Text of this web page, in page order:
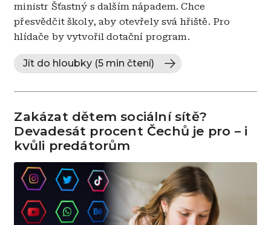
ministr Šťastný s dalším nápadem. Chce
přesvědčit školy, aby otevřely svá hřiště. Pro
hlídače by vytvořil dotační program.
Jít do hloubky (5 min čtení)
Zakázat dětem sociální sítě?
Devadesát procent Čechů je pro – i
kvůli predátorům